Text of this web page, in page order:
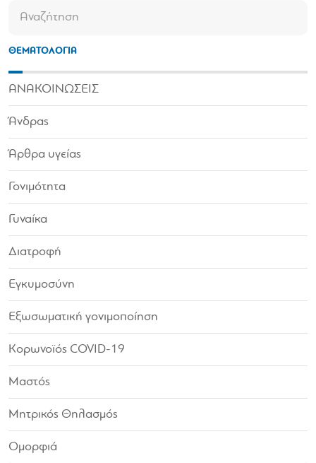
ΘΕΜΑΤΟΛΟΓΙΑ
ΑΝΑΚΟΙΝΩΣΕΙΣ
Άνδρας
Άρθρα υγείας
Γονιμότητα
Γυναίκα
Διατροφή
Εγκυμοσύνη
Εξωσωματική γονιμοποίηση
Κορωνοϊός COVID-19
Μαστός
Μητρικός Θηλασμός
Ομορφιά